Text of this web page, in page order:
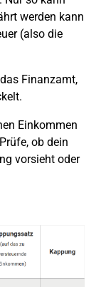
werden kann
(also die
Finanzamt,
Einkommen
ob dein
vorsieht oder